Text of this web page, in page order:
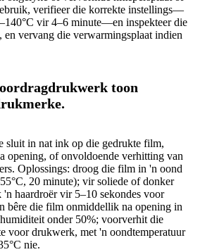
verifieer die korrekte instellings—
vir 4–6 minute—en inspekteer die
en vervang die verwarmingsplaat indien
toon
sluit in nat ink op die gedrukte film,
opening, of onvoldoende verhitting van
Oplossings: droog die film in 'n oond
20 minute); vir soliede of donker
haardroër vir 5–10 sekondes voor
bêre die film onmiddellik na opening in
onder 50%; voorverhit die
voor drukwerk, met 'n oondtemperatuur
nie.